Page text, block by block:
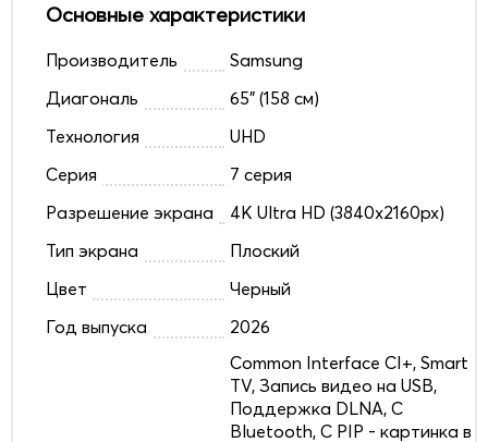
Основные характеристики
Производитель
Samsung
Диагональ
65" (158 см)
Технология
UHD
Серия
7 серия
Разрешение экрана
4K Ultra HD (3840x2160px)
Тип экрана
Плоский
Цвет
Черный
Год выпуска
2026
Common Interface CI+, Smart
TV, Запись видео на USB,
Поддержка DLNA, С
Bluetooth, С PIP - картинка в